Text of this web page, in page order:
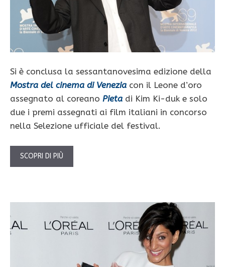
Si è conclusa la sessantanovesima edizione della
Mostra del cinema di Venezia con il Leone d’oro
assegnato al coreano Pieta di Kim Ki-duk e solo
due i premi assegnati ai film italiani in concorso
nella Selezione ufficiale del festival.
SCOPRI DI PIÙ